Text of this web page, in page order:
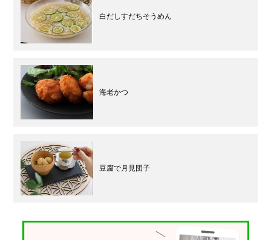
白だしすだちそうめん
海老かつ
豆腐で月見団子